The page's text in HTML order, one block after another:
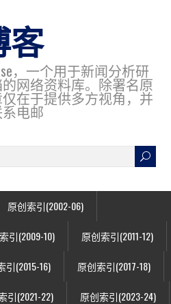
客
，一个用于新闻分析研
网络资料库。除署名原
在于提供多方视角，并
电邮
原创索引(2002-06)
引(2009-10) 原创索引(2011-12)
引(2015-16) 原创索引(2017-18)
引(2021-22) 原创索引(2023-24)